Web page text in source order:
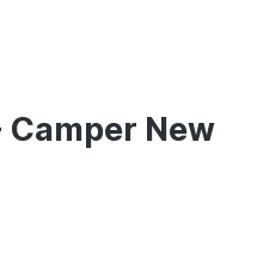
New